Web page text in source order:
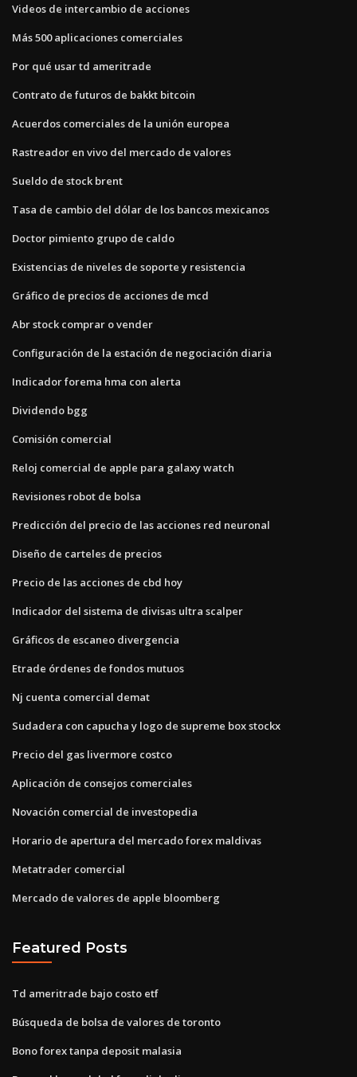
Videos de intercambio de acciones
Más 500 aplicaciones comerciales
Por qué usar td ameritrade
Contrato de futuros de bakkt bitcoin
Acuerdos comerciales de la unión europea
Rastreador en vivo del mercado de valores
Sueldo de stock brent
Tasa de cambio del dólar de los bancos mexicanos
Doctor pimiento grupo de caldo
Existencias de niveles de soporte y resistencia
Gráfico de precios de acciones de mcd
Abr stock comprar o vender
Configuración de la estación de negociación diaria
Indicador forema hma con alerta
Dividendo bgg
Comisión comercial
Reloj comercial de apple para galaxy watch
Revisiones robot de bolsa
Predicción del precio de las acciones red neuronal
Diseño de carteles de precios
Precio de las acciones de cbd hoy
Indicador del sistema de divisas ultra scalper
Gráficos de escaneo divergencia
Etrade órdenes de fondos mutuos
Nj cuenta comercial demat
Sudadera con capucha y logo de supreme box stockx
Precio del gas livermore costco
Aplicación de consejos comerciales
Novación comercial de investopedia
Horario de apertura del mercado forex maldivas
Metatrader comercial
Mercado de valores de apple bloomberg
Featured Posts
Td ameritrade bajo costo etf
Búsqueda de bolsa de valores de toronto
Bono forex tanpa deposit malasia